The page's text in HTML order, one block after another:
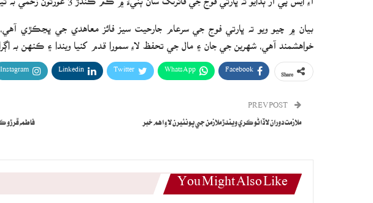
بيان ۾ چيو ويو ته ڀارتي فوج جي سرعام جارحيت سيز فائز معاهدي جي ڀڃڪڙي
خواهشمند آهي، شهرين جي جان ۽ مال جي تحفظ لاءِ سمورا قدم کنيا ويندا ۽ ڪنهن به
Facebook
WhatsApp
Twitter
Linkedin
Instagram
ملازمت دوران لاڏاڻو ڪري ويندڙ ملازمن جي پونئيرن لاءِ اهم خبر فاطمه ڦرڙو
You Might Also Like